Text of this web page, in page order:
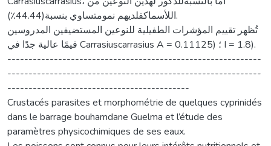
اللأسماكفلديهم نمومتساوي بنسبة(44.44٪).
تُظهر تقييم المؤشرات الطفيلية للنوعين المستضيفين المدروسين
قيمًا عالية جدًا في Carrasiuscarrasius A = 0.11125) ؛ I = 1.8).
------------------------------------------------------------
------------------------------------------------------------
-------------------------------------------
Crustacés parasites et morphométrie de quelques cyprinidés
dans le barrage bouhamdane Guelma et l’étude des
paramètres physicochimiques de ses eaux.